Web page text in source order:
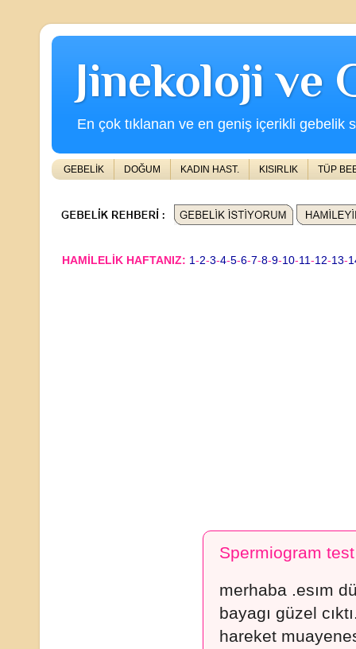
Jinekoloji ve
En çok tıklanan ve en geniş içerikli gebelik
GEBELİK DOĞUM KADIN HAST. KISIRLIK TÜP
HAMİLELİK HAFTANIZ: 1-2-3-4-5-6-7-8-9-10-11-12-13-
Spermiogram
merhaba .esım
bayagı güzel
hareket